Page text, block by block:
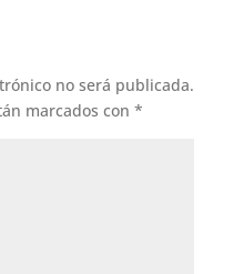
no será publicada.
marcados con *